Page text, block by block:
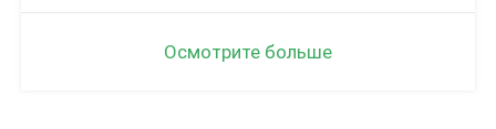
Осмотрите больше